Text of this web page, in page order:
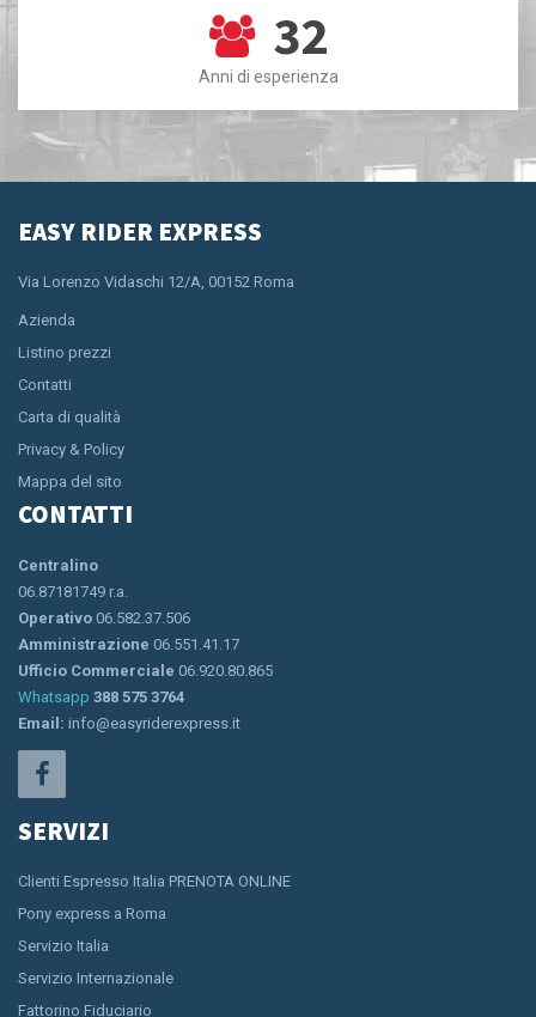
32
Anni di esperienza
EASY RIDER EXPRESS
Via Lorenzo Vidaschi 12/A, 00152 Roma
Azienda
Listino prezzi
Contatti
Carta di qualità
Privacy & Policy
Mappa del sito
CONTATTI
Centralino
06.87181749 r.a.
Operativo 06.582.37.506
Amministrazione 06.551.41.17
Ufficio Commerciale 06.920.80.865
Whatsapp 388 575 3764
Email: info@easyriderexpress.it
SERVIZI
Clienti Espresso Italia PRENOTA ONLINE
Pony express a Roma
Servizio Italia
Servizio Internazionale
Fattorino Fiduciario